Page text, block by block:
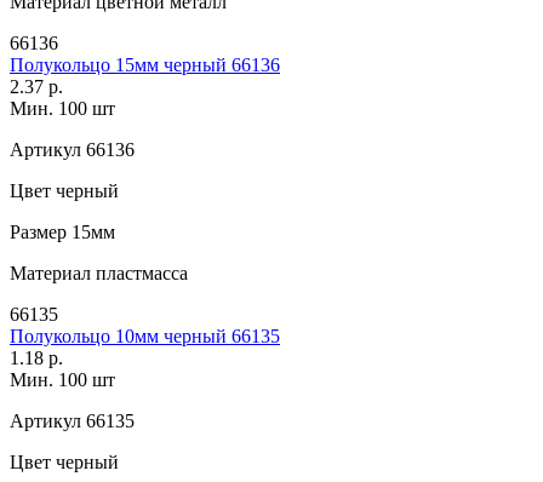
66136
Полукольцо 15мм черный 66136
2.37 р.
Мин. 100 шт
Артикул 66136
Цвет черный
Размер 15мм
Материал пластмасса
66135
Полукольцо 10мм черный 66135
1.18 р.
Мин. 100 шт
Артикул 66135
Цвет черный